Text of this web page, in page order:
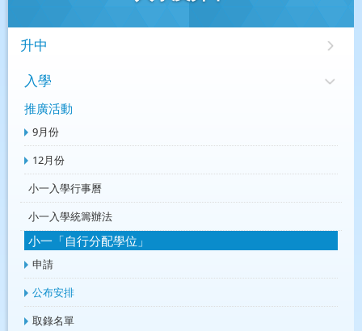
升中
入學
推廣活動
9月份
12月份
小一入學行事曆
小一入學統籌辦法
小一「自行分配學位」
申請
公布安排
取錄名單